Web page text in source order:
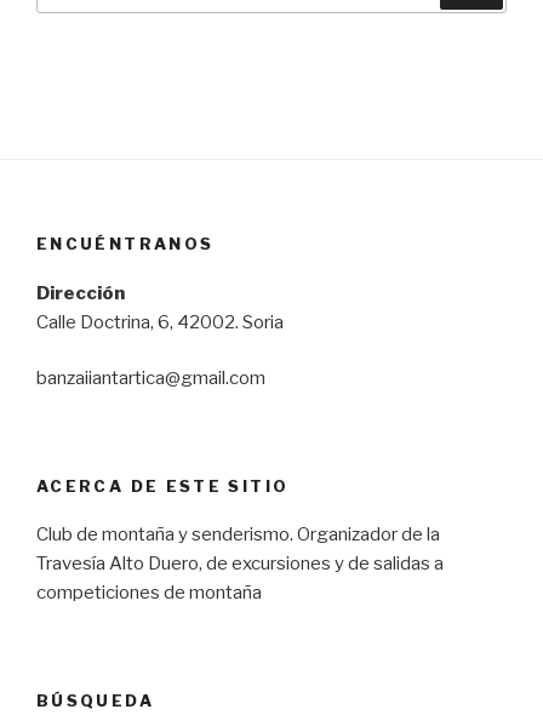
ENCUÉNTRANOS
Dirección
Calle Doctrina, 6, 42002. Soria
banzaiiantartica@gmail.com
ACERCA DE ESTE SITIO
Club de montaña y senderismo. Organizador de la
Travesía Alto Duero, de excursiones y de salidas a
competiciones de montaña
BÚSQUEDA